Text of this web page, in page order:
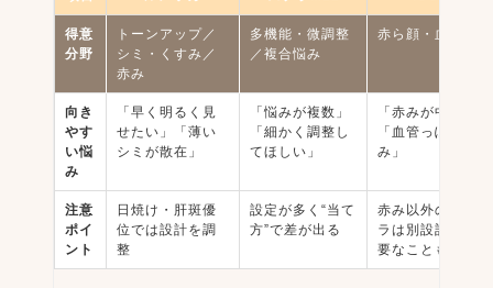
得意
分野
トーンアップ／
シミ・くすみ／
赤み
多機能・微調整
／複合悩み
赤ら顔・血管系
向き
やす
い悩
み
「早く明るく見
せたい」「薄い
シミが散在」
「悩みが複数」
「細かく調整し
てほしい」
「赤みが中心」
「血管っぽい赤
み」
注意
ポイ
ント
日焼け・肝斑優
位では設計を調
整
設定が多く“当て
方”で差が出る
赤み以外の色ム
ラは別設計が必
要なことも